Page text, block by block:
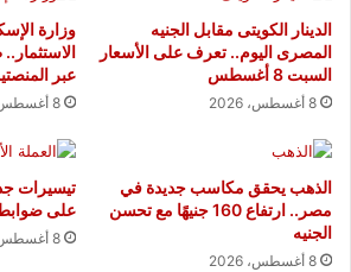
الدينار الكويتى مقابل الجنيه
المصرى اليوم.. تعرف على الأسعار
السبت 8 أغسطس
8 أغسطس، 2026
وزارة
عبر
8 أغسطس، 2026
الذهب يحقق مكاسب جديدة في
مصر.. ارتفاع 160 جنيهًا مع تحسن
الجنيه
8 أغسطس، 2026
تيسيرات
على ضوابط
8 أغسطس، 2026